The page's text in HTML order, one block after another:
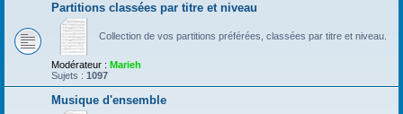
Partitions classées par titre et niveau
Collection de vos partitions préférées, classées par titre et niveau.
Modérateur : Marieh
Sujets : 1097
Musique d'ensemble